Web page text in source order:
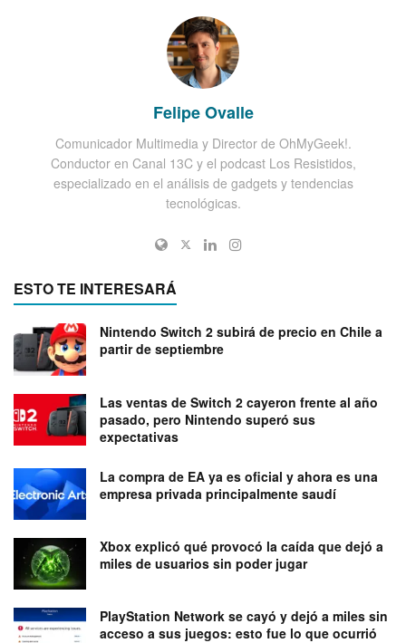
Felipe Ovalle
Comunicador Multimedia y Director de OhMyGeek!.
Conductor en Canal 13C y el podcast Los Resistidos,
especializado en el análisis de gadgets y tendencias
tecnológicas.
ESTO TE INTERESARÁ
Nintendo Switch 2 subirá de precio en Chile a
partir de septiembre
Las ventas de Switch 2 cayeron frente al año
pasado, pero Nintendo superó sus
expectativas
La compra de EA ya es oficial y ahora es una
empresa privada principalmente saudí
Xbox explicó qué provocó la caída que dejó a
miles de usuarios sin poder jugar
PlayStation Network se cayó y dejó a miles sin
acceso a sus juegos: esto fue lo que ocurrió